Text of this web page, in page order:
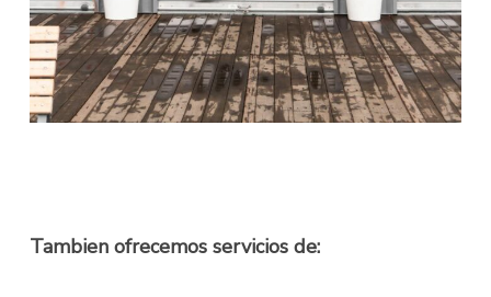
Tambien ofrecemos servicios de: